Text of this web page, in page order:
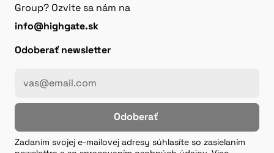
Group? Ozvite sa nám na
info@highgate.sk
Odoberať newsletter
Odoberať
Zadaním svojej e-mailovej adresy súhlasíte so zasielaním